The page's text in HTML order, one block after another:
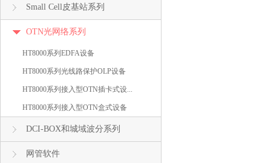
Small Cell皮基站系列
OTN光网络系列
HT8000系列EDFA设备
HT8000系列光线路保护OLP设备
HT8000系列接入型OTN插卡式设...
HT8000系列接入型OTN盒式设备
DCI-BOX和城域波分系列
网管软件